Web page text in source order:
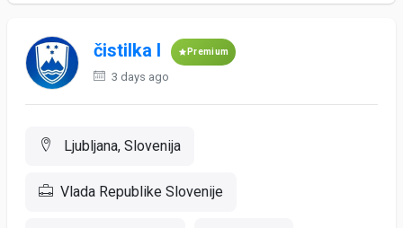
čistilka I Premium
3 days ago
Ljubljana, Slovenija
Vlada Republike Slovenije